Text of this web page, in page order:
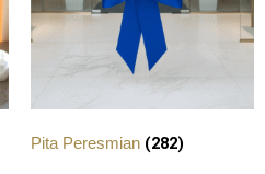
Pita Peresmian (282)